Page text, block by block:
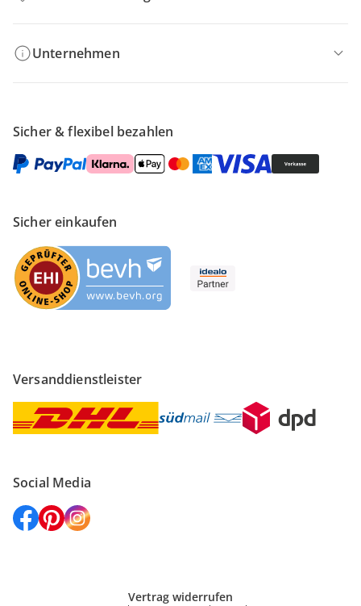
Unternehmen
Sicher & flexibel bezahlen
Sicher einkaufen
Versanddienstleister
Social Media
Vertrag widerrufen